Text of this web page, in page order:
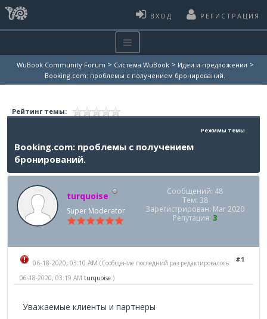
ВХОД РЕГИСТРАЦИЯ
WuBook Community Forum > Система WuBook > Идеи и предложения >
Booking.com: проблемы с получением бронирований.
Рейтинг темы:
Режимы темы
Booking.com: проблемы с получением
бронирований.
turquoise
Super Moderator
Сообщений: 48
Тем: 38
Зарегистрирован: Mar 2020
Репутация: 3
#1
06-18-2020, 03:10 AM (Сообщение последний раз редактировалось:
06-18-2020, 03:19 AM turquoise .)
Уважаемые клиенты и партнеры